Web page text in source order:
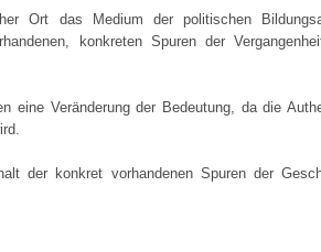
Ort das Medium der politischen
konkreten Spuren der
eine Veränderung der Bedeutung, da die
der konkret vorhandenen Spuren der